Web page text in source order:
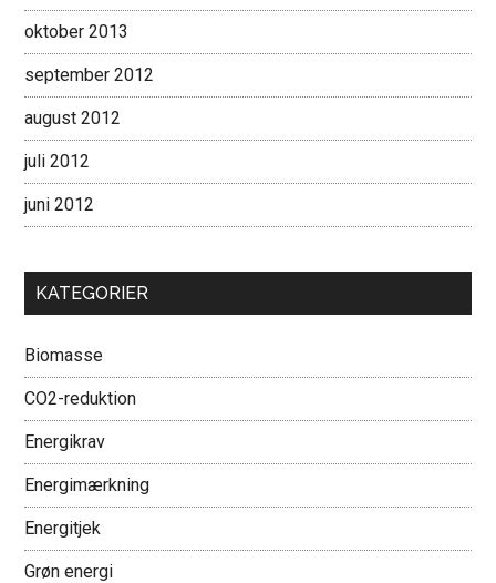
oktober 2013
september 2012
august 2012
juli 2012
juni 2012
KATEGORIER
Biomasse
CO2-reduktion
Energikrav
Energimærkning
Energitjek
Grøn energi